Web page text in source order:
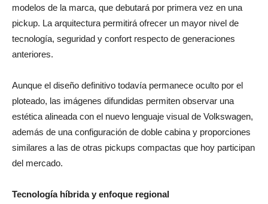
pickup. La arquitectura permitirá ofrecer un mayor nivel de
tecnología, seguridad y confort respecto de generaciones
anteriores.
ploteado, las imágenes difundidas permiten observar una
estética alineada con el nuevo lenguaje visual de Volkswagen,
además de una configuración de doble cabina y proporciones
similares a las de otras pickups compactas que hoy participan
del mercado.